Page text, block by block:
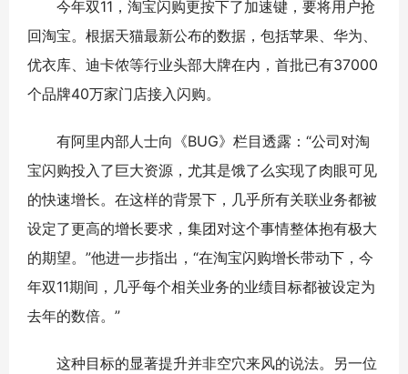
今年双11，淘宝闪购更按下了加速键，要将用户抢
回淘宝。根据天猫最新公布的数据，包括苹果、华为、
优衣库、迪卡侬等行业头部大牌在内，首批已有37000
个品牌40万家门店接入闪购。
有阿里内部人士向《BUG》栏目透露：“公司对淘
宝闪购投入了巨大资源，尤其是饿了么实现了肉眼可见
的快速增长。在这样的背景下，几乎所有关联业务都被
设定了更高的增长要求，集团对这个事情整体抱有极大
的期望。”他进一步指出，“在淘宝闪购增长带动下，今
年双11期间，几乎每个相关业务的业绩目标都被设定为
去年的数倍。”
这种目标的显著提升并非空穴来风的说法。另一位